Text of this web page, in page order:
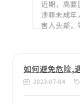
近期，高要
涉罪未成
害人头部，
漫中越来越
发育的关
退、精神不
胃等器官
康
如何避免危险,
2023-07-04